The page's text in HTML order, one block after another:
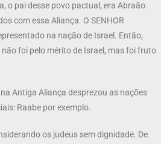
o pai desse povo pactual, era Abraão.
com essa Aliança. O SENHOR
na nação de Israel. Então,
foi pelo mérito de Israel, mas foi fruto
Antiga Aliança desprezou as nações
Raabe por exemplo.
os judeus sem dignidade. De